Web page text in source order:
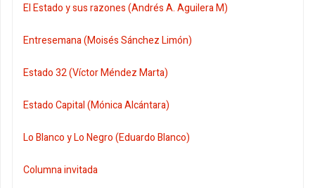
El Estado y sus razones (Andrés A. Aguilera M)
Entresemana (Moisés Sánchez Limón)
Estado 32 (Víctor Méndez Marta)
Estado Capital (Mónica Alcántara)
Lo Blanco y Lo Negro (Eduardo Blanco)
Columna invitada